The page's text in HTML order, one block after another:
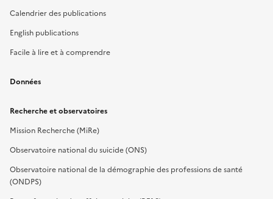
Calendrier des publications
English publications
Facile à lire et à comprendre
Données
Recherche et observatoires
Mission Recherche (MiRe)
Observatoire national du suicide (ONS)
Observatoire national de la démographie des professions de santé
(ONDPS)